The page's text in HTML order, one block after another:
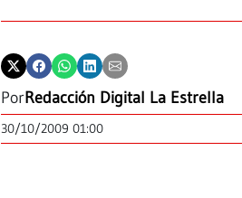
PorRedacción Digital La Estrella
30/10/2009 01:00